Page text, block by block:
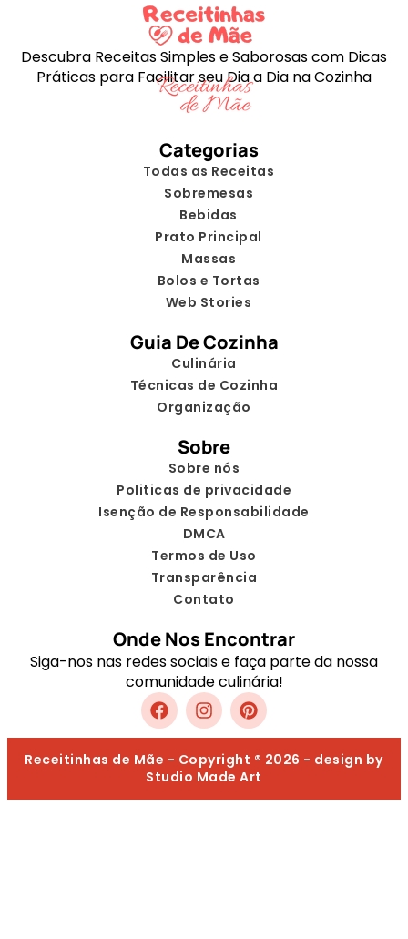
Descubra Receitas Simples e Saborosas com Dicas
Práticas para Facilitar seu Dia a Dia na Cozinha
Categorias
Todas as Receitas
Sobremesas
Bebidas
Prato Principal
Massas
Bolos e Tortas
Web Stories
Guia De Cozinha
Culinária
Técnicas de Cozinha
Organização
Sobre
Sobre nós
Politicas de privacidade
Isenção de Responsabilidade
DMCA
Termos de Uso
Transparência
Contato
Onde Nos Encontrar
Siga-nos nas redes sociais e faça parte da nossa
comunidade culinária!
Receitinhas de Mãe - Copyright ® 2026 - design by
Studio Made Art